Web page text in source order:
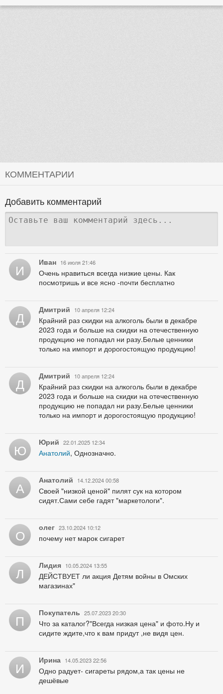
КОММЕНТАРИИ
Добавить комментарий
И Иван 16 июля 21:46
Очень нравиться всегда низкие цены. Как
посмотришь и все ясно -почти бесплатно
Д Дмитрий 10 апреля 12:24
Крайний раз скидки на алкоголь были в декабре
2023 года и больше на скидки на отечественную
продукцию не попадал ни разу.Белые ценники
только на импорт и дорогостоящую продукцию!
Д Дмитрий 10 апреля 12:24
Крайний раз скидки на алкоголь были в декабре
2023 года и больше на скидки на отечественную
продукцию не попадал ни разу.Белые ценники
только на импорт и дорогостоящую продукцию!
Ю Юрий 22.01.2025 12:34
Анатолий, Однозначно.
А Анатолий 14.12.2024 00:58
Своей "низкой ценой" пилят сук на котором
сидят.Сами себе гадят "маркетологи".
О олег 23.10.2024 10:12
почему нет марок сигарет
Л Лидия 10.05.2024 13:55
ДЕЙСТВУЕТ ли акция Детям войны в Омских
магазинах"
П Покупатель 25.07.2023 20:30
Что за каталог?"Всегда низкая цена" и фото.Ну и
сидите ждите,что к вам придут ,не видя цен.
И Ирина 14.05.2023 22:56
Одно радует- сигареты рядом,а так цены не
дешёвые